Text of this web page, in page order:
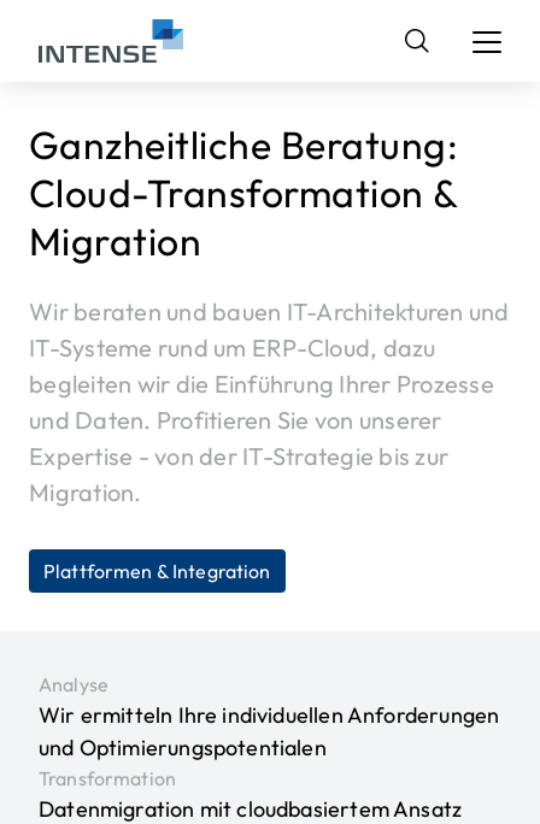
Suchen
Ganzheitliche Beratung:
Cloud-Transformation &
Migration
Wir beraten und bauen IT-Architekturen und
IT-Systeme rund um ERP-Cloud, dazu
begleiten wir die Einführung Ihrer Prozesse
und Daten. Profitieren Sie von unserer
Expertise - von der IT-Strategie bis zur
Migration.
Plattformen & Integration
Analyse
Wir ermitteln Ihre individuellen Anforderungen
und Optimierungspotentialen
Transformation
Datenmigration mit cloudbasiertem Ansatz